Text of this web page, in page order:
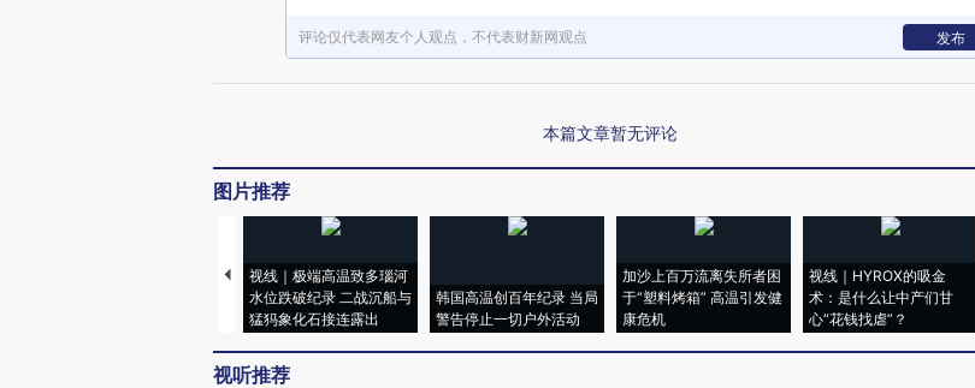
评论仅代表网友个人观点，不代表财新网观点 发布
本篇文章暂无评论
图片推荐
视线｜极端高温致多瑙河
水位跌破纪录 二战沉船与
猛犸象化石接连露出
韩国高温创百年纪录 当局
警告停止一切户外活动
加沙上百万流离失所者困
于“塑料烤箱” 高温引发健
康危机
视线｜HYROX的吸金
术：是什么让中产们甘
心“花钱找虐”？
视听推荐